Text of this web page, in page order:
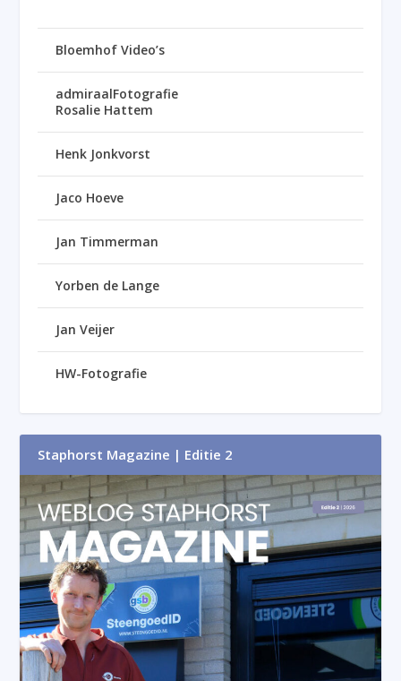
Bloemhof Video’s
admiraalFotografie
Rosalie Hattem
Henk Jonkvorst
Jaco Hoeve
Jan Timmerman
Yorben de Lange
Jan Veijer
HW-Fotografie
Staphorst Magazine | Editie 2